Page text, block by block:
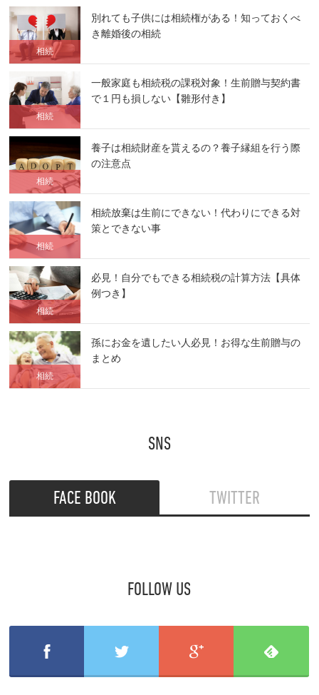
相続
別れても子供には相続権がある！知っておくべ
き離婚後の相続
相続
一般家庭も相続税の課税対象！生前贈与契約書
で１円も損しない【雛形付き】
相続
養子は相続財産を貰えるの？養子縁組を行う際
の注意点
相続
相続放棄は生前にできない！代わりにできる対
策とできない事
相続
必見！自分でもできる相続税の計算方法【具体
例つき】
相続
孫にお金を遺したい人必見！お得な生前贈与の
まとめ
SNS
FACE BOOK TWITTER
FOLLOW US